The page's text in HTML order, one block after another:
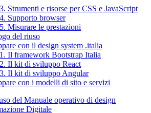
Strumenti e risorse per CSS e JavaScript
Supporto browser
Misurare le prestazioni
del riuso
con il design system .italia
Il framework Bootstrap Italia
Il kit di sviluppo React
Il kit di sviluppo Angular
con i modelli di sito e servizi
del Manuale operativo di design